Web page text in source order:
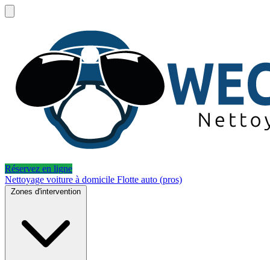
Réservez en ligne
Nettoyage voiture à domicile Flotte auto (pros)
Zones d'intervention